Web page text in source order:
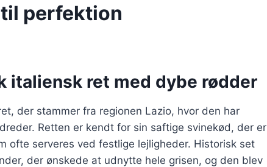
perfektion
italiensk ret med dybe rødder
der stammer fra regionen Lazio, hvor den har
Retten er kendt for sin saftige svinekød, der er
ofte serveres ved festlige lejligheder. Historisk set
der ønskede at udnytte hele grisen, og den blev